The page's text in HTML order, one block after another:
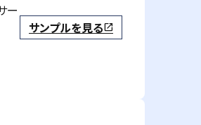
ー
サンプルを見るopen_in_new